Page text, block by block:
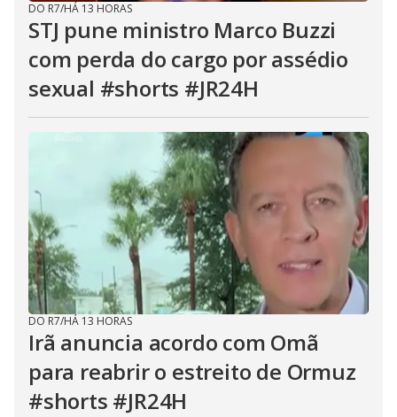
DO R7/HÁ 13 HORAS
STJ pune ministro Marco Buzzi
com perda do cargo por assédio
sexual #shorts #JR24H
DO R7/HÁ 13 HORAS
Irã anuncia acordo com Omã
para reabrir o estreito de Ormuz
#shorts #JR24H